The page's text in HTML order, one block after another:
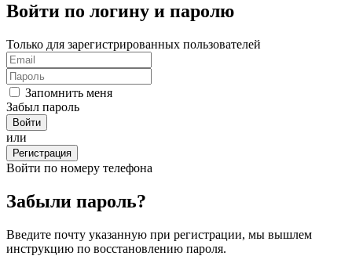
Войти по логину и паролю
Только для зарегистрированных пользователей
Запомнить меня
Забыл пароль
или
Регистрация
Войти по номеру телефона
Забыли пароль?
Введите почту указанную при регистрации, мы вышлем
инструкцию по восстановлению пароля.